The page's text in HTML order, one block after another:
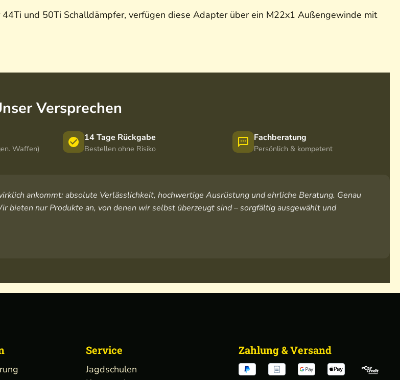
und 50Ti Schalldämpfer, verfügen diese Adapter über ein M22x1 Außengewinde mit
Versprechen
Waffen)
14 Tage Rückgabe
Bestellen ohne Risiko
Fachberatung
Persönlich & kompetent
ankommt: absolute Verlässlichkeit, hochwertige Ausrüstung und ehrliche Beratung. Genau
bieten nur Produkte an, von denen wir selbst überzeugt sind – sorgfältig ausgewählt und
Service
Jagdschulen
Zahlung & Versand